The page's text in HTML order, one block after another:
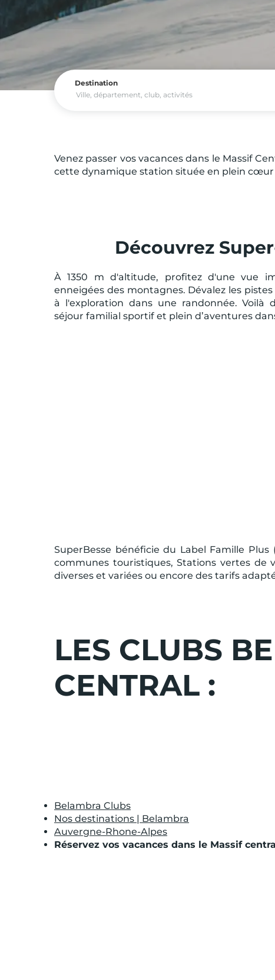
Destination
Venez passer vos vacances dans le Massif
cette dynamique station située en plein cœur
Découvrez
À 1350 m d'altitude, profitez d'une vue
enneigées des montagnes. Dévalez les
à l'exploration dans une randonnée. Voilà
séjour familial sportif et plein d’aventures
SuperBesse bénéficie du Label Famille
communes touristiques, Stations vertes de
diverses et variées ou encore des tarifs
LES CLUBS
CENTRAL :
à partir de
385 €
Tooltip
Hors frais de dossier
Prix par adulte en Demi-pension pour un
Offre valable sur le tarif de base pour
accord ou réduction spécifique.
Belambra Clubs
Nos destinations | Belambra
Auvergne-Rhone-Alpes
Réservez vos vacances dans le Massif